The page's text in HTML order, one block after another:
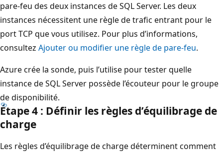
pare-feu des deux instances de SQL Server. Les deux
instances nécessitent une règle de trafic entrant pour le
port TCP que vous utilisez. Pour plus d’informations,
consultez Ajouter ou modifier une règle de pare-feu.
Azure crée la sonde, puis l’utilise pour tester quelle
instance de SQL Server possède l’écouteur pour le groupe
de disponibilité.
Étape 4 : Définir les règles d’équilibrage de
charge
Les règles d’équilibrage de charge déterminent comment